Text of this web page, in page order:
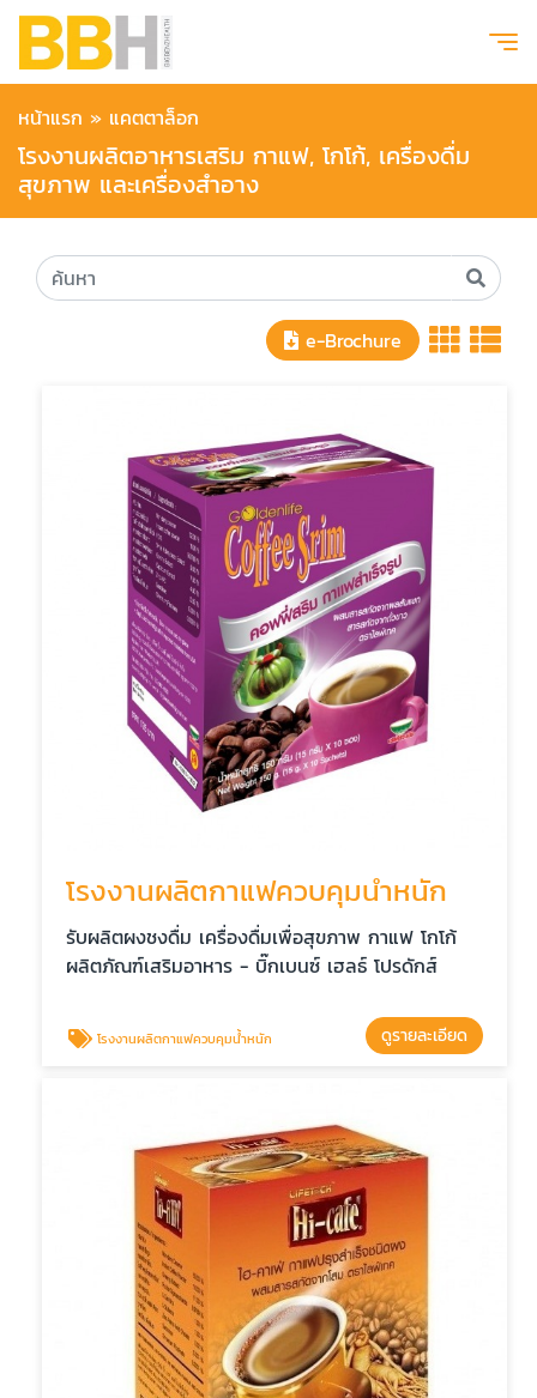
หน้าแรก » แคตตาล็อก
โรงงานผลิตอาหารเสริม กาแฟ, โกโก้, เครื่องดื่ม
สุขภาพ และเครื่องสำอาง
e-Brochure
โรงงานผลิตกาแฟควบคุมน้ำหนัก
รับผลิตผงชงดื่ม เครื่องดื่มเพื่อสุขภาพ กาแฟ โกโก้
ผลิตภัณฑ์เสริมอาหาร - บิ๊กเบนซ์ เฮลธ์ โปรดักส์
โรงงานผลิตกาแฟควบคุมน้ำหนัก ดูรายละเอียด